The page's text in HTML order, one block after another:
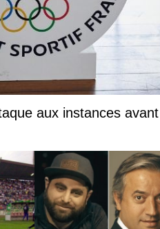
aux instances